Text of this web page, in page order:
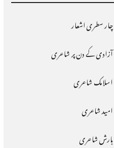
چار سطری اشعار
آزادی کے دن پر شاعری
اسلامک شاعری
امید شاعری
بارش شاعری